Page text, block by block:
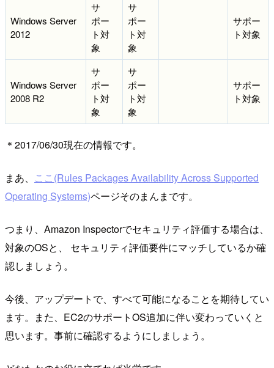
Windows Server
2012
サ
ポー
ト対
象
サ
ポー
ト対
象
サポー
ト対象
Windows Server
2008 R2
サ
ポー
ト対
象
サ
ポー
ト対
象
サポー
ト対象
＊2017/06/30現在の情報です。
まあ、 ここ(Rules Packages Availability Across Supported
Operating Systems)ページそのまんまです。
つまり、Amazon Inspectorでセキュリティ評価する場合は、
対象のOSと、 セキュリティ評価要件にマッチしているか確
認しましょう。
今後、アップデートで、すべて可能になることを期待してい
ます。また、EC2のサポートOS追加に伴い変わっていくと
思います。事前に確認するようにしましょう。